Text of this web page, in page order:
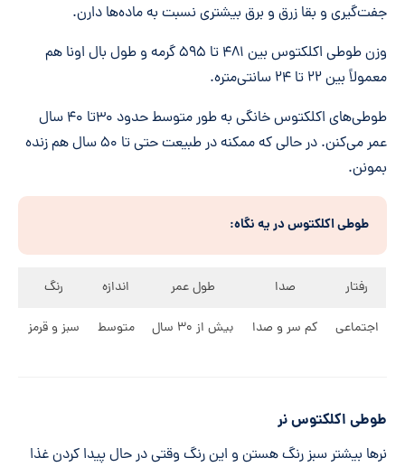
جفت‌گیری و بقا زرق و برق بیشتری نسبت به ماده‌ها دارن.
وزن طوطی اکلکتوس بین ۴۸۱ تا ۵۹۵ گرمه و طول بال اونا هم
معمولاً بین ۲۲ تا ۲۴ سانتی‌متره.
طوطی‌های اکلکتوس خانگی به طور متوسط حدود ۳۰تا ۴۰ سال
عمر می‌کنن. در حالی که ممکنه در طبیعت حتی تا ۵۰ سال هم زنده
بمونن.
طوطی اکلکتوس در یه نگاه:
رفتار صدا طول عمر اندازه رنگ
اجتماعی کم سر و صدا بیش از ۳۰ سال متوسط سبز و قرمز
طوطی اکلکتوس نر
نرها بیشتر سبز رنگ هستن و این رنگ وقتی در حال پیدا کردن غذا